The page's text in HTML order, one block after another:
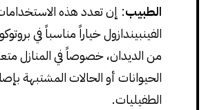
الطبيب: إن تعدد هذه
الفينبيندازول خياراً مناسباً في
من الديدان، خصوصاً في المنازل
الحيوانات أو الحالات المشتبهة
الطفيليات.